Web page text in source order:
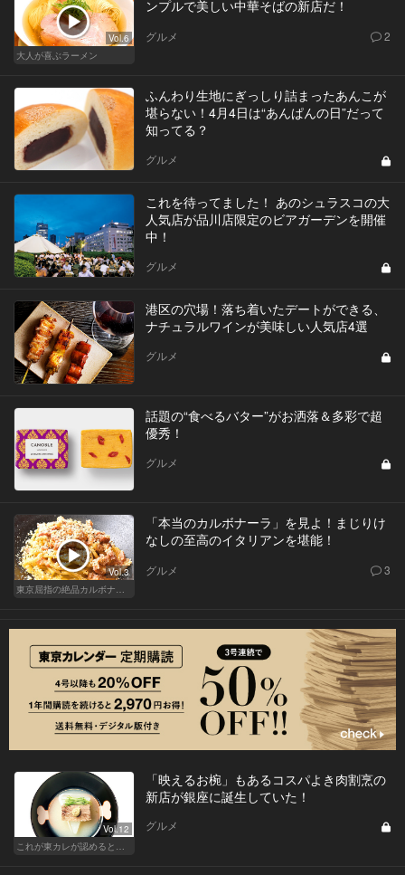
Vol.6
大人が喜ぶラーメン
ンプルで美しい中華そばの新店だ！
グルメ 2
ふんわり生地にぎっしり詰まったあんこが
堪らない！4月4日は“あんぱんの日”だって
知ってる？
グルメ
これを待ってました！ あのシュラスコの大
人気店が品川店限定のビアガーデンを開催
中！
グルメ
港区の穴場！落ち着いたデートができる、
ナチュラルワインが美味しい人気店4選
グルメ
話題の“食べるバター”がお洒落＆多彩で超
優秀！
グルメ
Vol.3
東京屈指の絶品カルボナーラ！すぐに行きたくなる美味しい人気店
「本当のカルボナーラ」を見よ！まじりけ
なしの至高のイタリアンを堪能！
グルメ 3
Vol.12
これが東カレが認めるとっておきの和食店
「映えるお椀」もあるコスパよき肉割烹の
新店が銀座に誕生していた！
グルメ